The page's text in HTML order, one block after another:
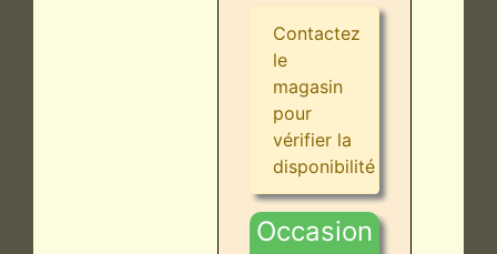
Contactez
le
magasin
pour
vérifier la
disponibilité
Occasion